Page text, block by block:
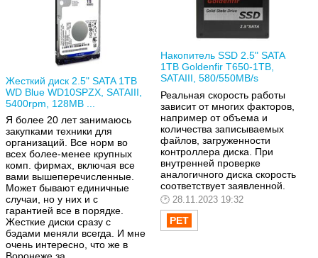
Жесткий диск 2.5" SATA 1TB
WD Blue WD10SPZX, SATAIII,
5400rpm, 128MB ...
Я более 20 лет занимаюсь
закупками техники для
организаций. Все норм во
всех более-менее крупных
комп. фирмах, включая все
вами вышеперечисленные.
Может бывают единичные
случаи, но у них и с
гарантией все в порядке.
Жесткие диски сразу с
бэдами меняли всегда. И мне
очень интересно, что же в
Накопитель SSD 2.5" SATA
1TB Goldenfir T650-1TB,
SATAIII, 580/550MB/s
Реальная скорость работы
зависит от многих факторов,
например от объема и
количества записываемых
файлов, загруженности
контроллера диска. При
внутренней проверке
аналогичного диска скорость
соответствует заявленной.
28.11.2023 19:32